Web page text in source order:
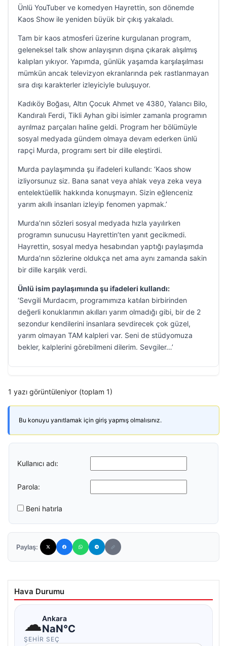
Ünlü YouTuber ve komedyen Hayrettin, son dönemde
Kaos Show ile yeniden büyük bir çıkış yakaladı.
Tam bir kaos atmosferi üzerine kurgulanan program,
geleneksel talk show anlayışının dışına çıkarak alışılmış
kalıpları yıkıyor. Yapımda, günlük yaşamda karşılaşılması
mümkün ancak televizyon ekranlarında pek rastlanmayan
sıra dışı karakterler izleyiciyle buluşuyor.
Kadıköy Boğası, Altın Çocuk Ahmet ve 4380, Yalancı Bilo,
Kandıralı Ferdi, Tikli Ayhan gibi isimler zamanla programın
ayrılmaz parçaları haline geldi. Program her bölümüyle
sosyal medyada gündem olmaya devam ederken ünlü
rapçi Murda, programı sert bir dille eleştirdi.
Murda paylaşımında şu ifadeleri kullandı: ‘Kaos show
izliyorsunuz siz. Bana sanat veya ahlak veya zeka veya
entelektüellik hakkında konuşmayın. Sizin eğlenceniz
yarım akıllı insanları izleyip fenomen yapmak.’
Murda’nın sözleri sosyal medyada hızla yayılırken
programın sunucusu Hayrettin’ten yanıt gecikmedi.
Hayrettin, sosyal medya hesabından yaptığı paylaşımda
Murda’nın sözlerine oldukça net ama aynı zamanda sakin
bir dille karşılık verdi.
Ünlü isim paylaşımında şu ifadeleri kullandı:
‘Sevgili Murdacım, programımıza katılan birbirinden
değerli konuklarımın akılları yarım olmadığı gibi, bir de 2
sezondur kendilerini insanlara sevdirecek çok güzel,
yarım olmayan TAM kalpleri var. Seni de stüdyomuza
bekler, kalplerini görebilmeni dilerim. Sevgiler…’
1 yazı görüntüleniyor (toplam 1)
Bu konuyu yanıtlamak için giriş yapmış olmalısınız.
Kullanıcı adı:
Parola:
Beni hatırla
Paylaş:
Hava Durumu
☁Ankara
NaN°C
ŞEHIR SEÇ